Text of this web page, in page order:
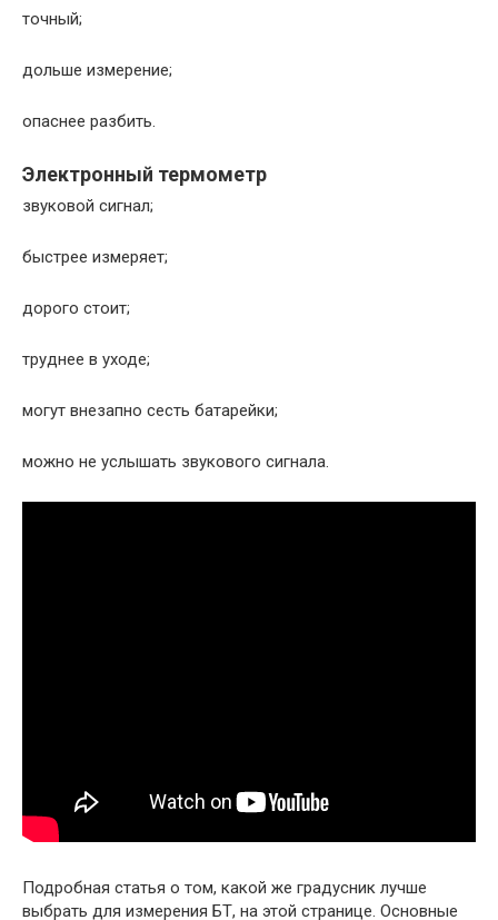
точный;
дольше измерение;
опаснее разбить.
Электронный термометр
звуковой сигнал;
быстрее измеряет;
дорого стоит;
труднее в уходе;
могут внезапно сесть батарейки;
можно не услышать звукового сигнала.
Подробная статья о том, какой же градусник лучше
выбрать для измерения БТ, на этой странице. Основные